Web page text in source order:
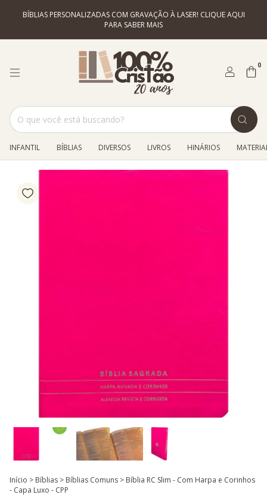
BÍBLIAS PERSONALIZADAS COM GRAVAÇÃO À LASER! CLIQUE AQUI
PARA SABER MAIS
0
INFANTIL BÍBLIAS DIVERSOS LIVROS HINÁRIOS
Início > Bíblias > Bíblias Comuns > Bíblia RC Slim - Com Harpa e Corinhos
- Capa Luxo - CPP